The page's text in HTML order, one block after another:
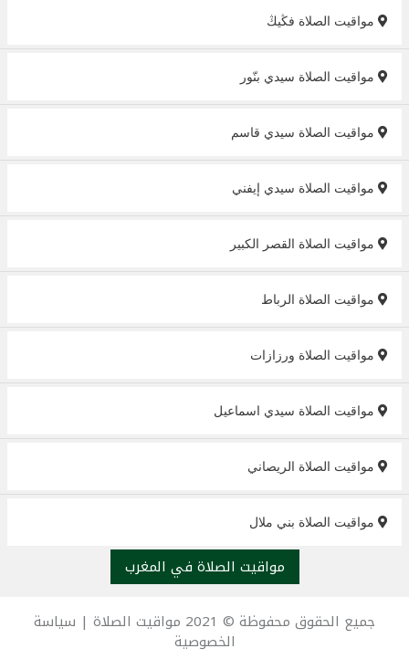
مواقيت الصلاة فڭيڭ
مواقيت الصلاة سيدي بنّور
مواقيت الصلاة سيدي قاسم
مواقيت الصلاة سيدي إيفني
مواقيت الصلاة القصر الكبير
مواقيت الصلاة الرباط
مواقيت الصلاة ورزازات
مواقيت الصلاة سيدي اسماعيل
مواقيت الصلاة الريصاني
مواقيت الصلاة بني ملال
مواقيت الصلاة في المغرب
جميع الحقوق محفوظة © 2021 مواقيت الصلاة | سياسة
الخصوصية